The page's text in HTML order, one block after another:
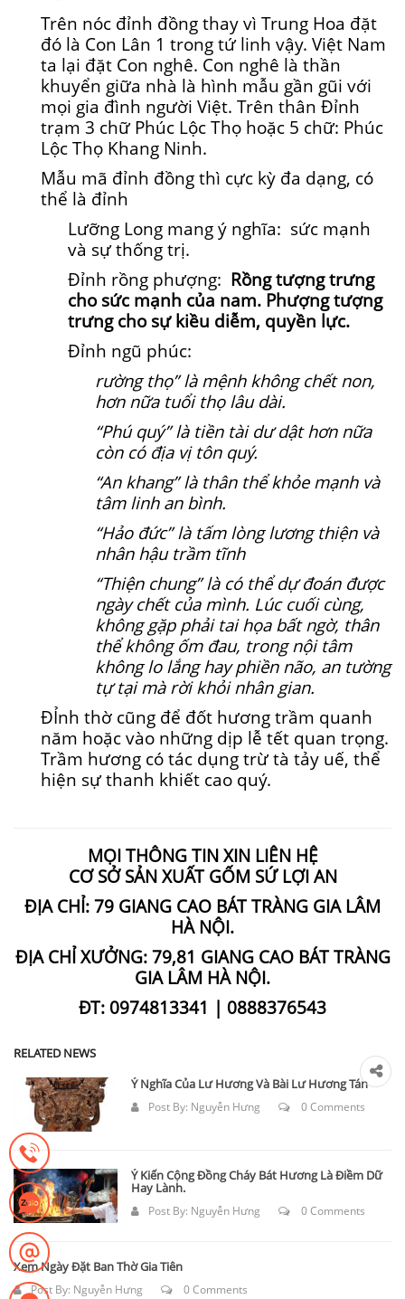
Trên nóc đỉnh đồng thay vì Trung Hoa đặt
đó là Con Lân 1 trong tứ linh vậy. Việt Nam
ta lại đặt Con nghê. Con nghê là thần
khuyển giữa nhà là hình mẫu gần gũi với
mọi gia đình người Việt. Trên thân Đỉnh
trạm 3 chữ Phúc Lộc Thọ hoặc 5 chữ: Phúc
Lộc Thọ Khang Ninh.
Mẫu mã đỉnh đồng thì cực kỳ đa dạng, có
thể là đỉnh
Lưỡng Long mang ý nghĩa: sức mạnh
và sự thống trị.
Đỉnh rồng phượng: Rồng tượng trưng
cho sức mạnh của nam. Phượng tượng
trưng cho sự kiều diễm, quyền lực.
Đỉnh ngũ phúc:
rường thọ” là mệnh không chết non,
hơn nữa tuổi thọ lâu dài.
“Phú quý” là tiền tài dư dật hơn nữa
còn có địa vị tôn quý.
“An khang” là thân thể khỏe mạnh và
tâm linh an bình.
“Hảo đức” là tấm lòng lương thiện và
nhân hậu trầm tĩnh
“Thiện chung” là có thể dự đoán được
ngày chết của mình. Lúc cuối cùng,
không gặp phải tai họa bất ngờ, thân
thể không ốm đau, trong nội tâm
không lo lắng hay phiền não, an tường
tự tại mà rời khỏi nhân gian.
ĐỈnh thờ cũng để đốt hương trầm quanh
năm hoặc vào những dịp lễ tết quan trọng.
Trầm hương có tác dụng trừ tà tảy uế, thể
hiện sự thanh khiết cao quý.
MỌI THÔNG TIN XIN LIÊN HỆ
CƠ SỞ SẢN XUẤT GỐM SỨ LỢI AN
ĐỊA CHỈ: 79 GIANG CAO BÁT TRÀNG GIA LÂM
HÀ NỘI.
ĐỊA CHỈ XƯỞNG: 79,81 GIANG CAO BÁT TRÀNG
GIA LÂM HÀ NỘI.
ĐT: 0974813341 | 0888376543
RELATED NEWS
Ý Nghĩa Của Lư Hương Và Bài Lư Hương Tán
Post By: Nguyễn Hưng 0 Comments
Ý Kiến Cộng Đồng Cháy Bát Hương Là Điềm Dữ
Hay Lành.
Post By: Nguyễn Hưng 0 Comments
Xem Ngày Đặt Ban Thờ Gia Tiên
Post By: Nguyễn Hưng 0 Comments